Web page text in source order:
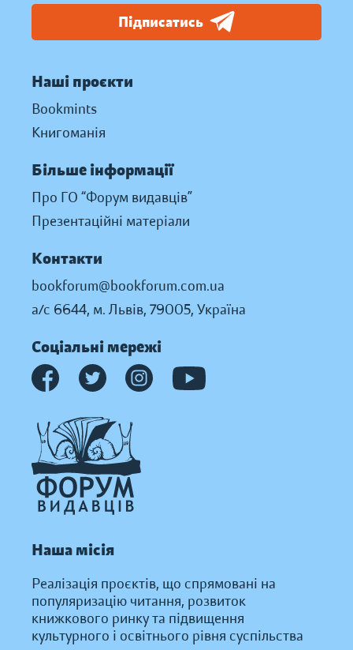
Підписатись
Наші проєкти
Bookmints
Книгоманія
Більше інформації
Про ГО “Форум видавців”
Презентаційні матеріали
Контакти
bookforum@bookforum.com.ua
а/с 6644, м. Львів, 79005, Україна
Соціальні мережі
Наша місія
Реалізація проєктів, що спрямовані на
популяризацію читання, розвиток
книжкового ринку та підвищення
культурного і освітнього рівня суспільства